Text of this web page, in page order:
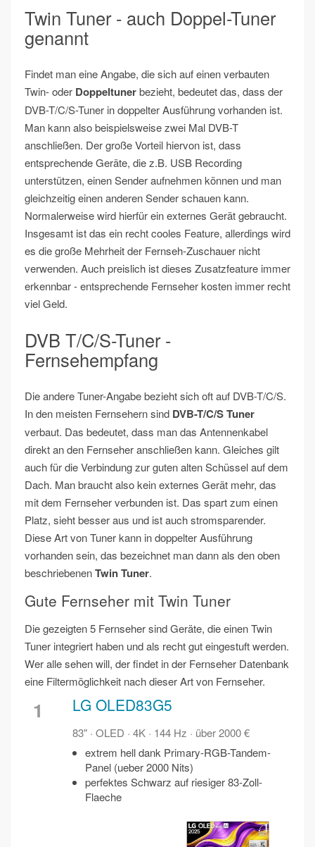
Twin Tuner - auch Doppel-Tuner
genannt
Findet man eine Angabe, die sich auf einen verbauten
Twin- oder Doppeltunerbezieht, bedeutet das, dass der
DVB-T/C/S-Tuner in doppelter Ausführung vorhanden ist.
Man kann also beispielsweise zwei Mal DVB-T
anschließen. Der große Vorteil hiervon ist, dass
entsprechende Geräte, die z.B. USB Recording
unterstützen, einen Sender aufnehmen können und man
gleichzeitig einen anderen Sender schauen kann.
Normalerweise wird hierfür ein externes Gerät gebraucht.
Insgesamt ist das ein recht cooles Feature, allerdings wird
es die große Mehrheit der Fernseh-Zuschauer nicht
verwenden. Auch preislich ist dieses Zusatzfeature immer
erkennbar - entsprechende Fernseher kosten immer recht
viel Geld.
DVB T/C/S-Tuner -
Fernsehempfang
Die andere Tuner-Angabe bezieht sich oft auf DVB-T/C/S.
In den meisten Fernsehern sind DVB-T/C/S Tuner
verbaut. Das bedeutet, dass man das Antennenkabel
direkt an den Fernseher anschließen kann. Gleiches gilt
auch für die Verbindung zur guten alten Schüssel auf dem
Dach. Man braucht also kein externes Gerät mehr, das
mit dem Fernseher verbunden ist. Das spart zum einen
Platz, sieht besser aus und ist auch stromsparender.
Diese Art von Tuner kann in doppelter Ausführung
vorhanden sein, das bezeichnet man dann als den oben
beschriebenenTwin Tuner.
Gute Fernseher mit Twin Tuner
Die gezeigten 5 Fernseher sind Geräte, die einen Twin
Tuner integriert haben und als recht gut eingestuft werden.
Wer alle sehen will, der findet in der Fernseher Datenbank
eine Filtermöglichkeit nach dieser Art von Fernseher.
1 LG OLED83G5
83" · OLED · 4K · 144 Hz · über 2000 €
extrem hell dank Primary-RGB-Tandem-
Panel (ueber 2000 Nits)
perfektes Schwarz auf riesiger 83-Zoll-
Flaeche